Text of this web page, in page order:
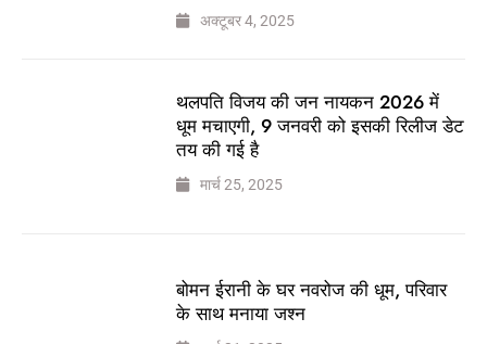
अक्टूबर 4, 2025
थलपति विजय की जन नायकन 2026 में
धूम मचाएगी, 9 जनवरी को इसकी रिलीज डेट
तय की गई है
मार्च 25, 2025
बोमन ईरानी के घर नवरोज की धूम, परिवार
के साथ मनाया जश्न